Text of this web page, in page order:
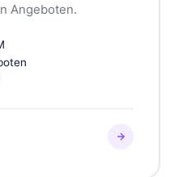
Angeboten.